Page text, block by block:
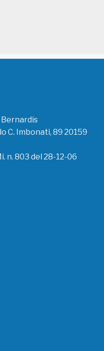
Bernardis
C. Imbonati, 89 20159
n. 803 del 28-12-06